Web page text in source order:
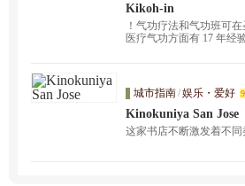
Kikoh-in
！气功疗法和气功班可
医疗气功方面有 17 年经
还提供呼吸、减压、癌症
课程。
城市指南/娱乐・爱好
Kinokuniya San Jose
这家书店不断激发着不同